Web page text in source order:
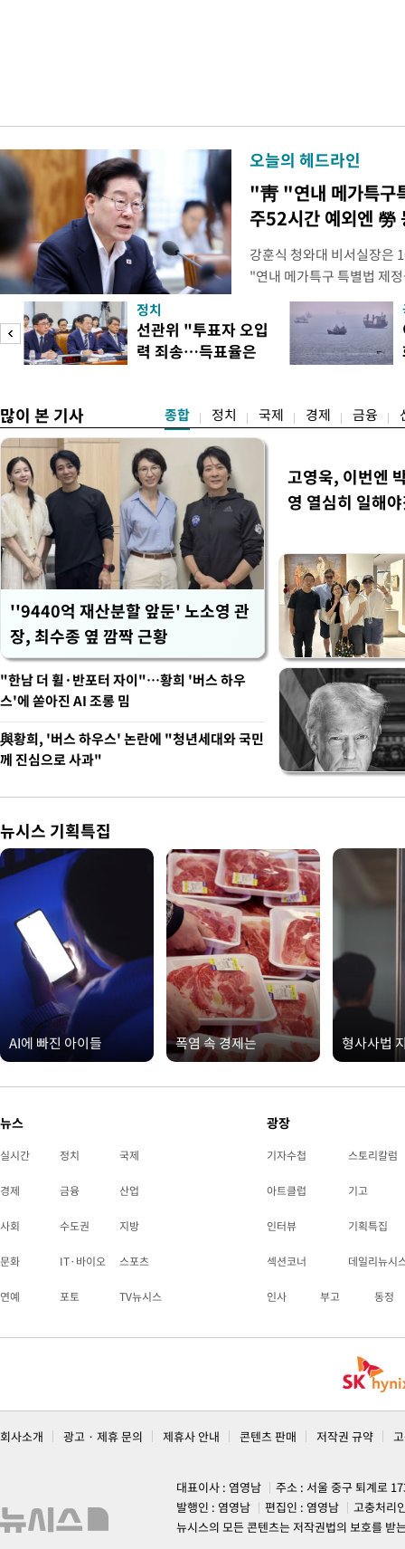
오늘의 헤드라인
"靑 "연내 메가특구
주52시간 예외엔 勞
강훈식 청와대 비서실장은
"연내 메가특구 특별법 제
향평가 등을 단축하고 전
교육 등 정주 여건을 신속
실장은 이날 오후 청와대
프로젝트가 과감한 규제 혁
정치
선관위 "투표자 오입
력 죄송…득표율은
많이 본 기사 종합 정치 국제 경제 금융
''9440억 재산분할 앞둔' 노소영 관
장, 최수종 옆 깜짝 근황
고영욱, 이번엔
영 열심히 일해
"한남 더 휠·반포터 자이"…황희 '버스 하우
스'에 쏟아진 AI 조롱 밈
與황희, '버스 하우스' 논란에 "청년세대와 국민
께 진심으로 사과"
뉴시스 기획특집
AI에 빠진 아이들 폭염 속 경제는 형사사법
뉴스
실시간 정치 국제
경제 금융 산업
사회 수도권 지방
문화 IT·바이오 스포츠
연예 포토 TV뉴시스
광장
기자수첩 스토리칼럼
아트클럽 기고
인터뷰 기획특집
섹션코너 데일리뉴시
인사 부고 동정
회사소개 광고 · 제휴 문의 제휴사 안내 콘텐츠 판매 저작권 규약
대표이사 : 염영남
주소 : 서울 중구 퇴계로
발행인 : 염영남
편집인 : 염영남
고충처리
뉴시스의 모든 콘텐츠는 저작권법의 보호를